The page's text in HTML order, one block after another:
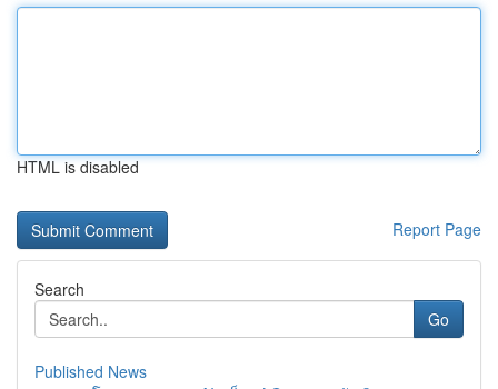
HTML is disabled
Report Page
Search
Go
Published News